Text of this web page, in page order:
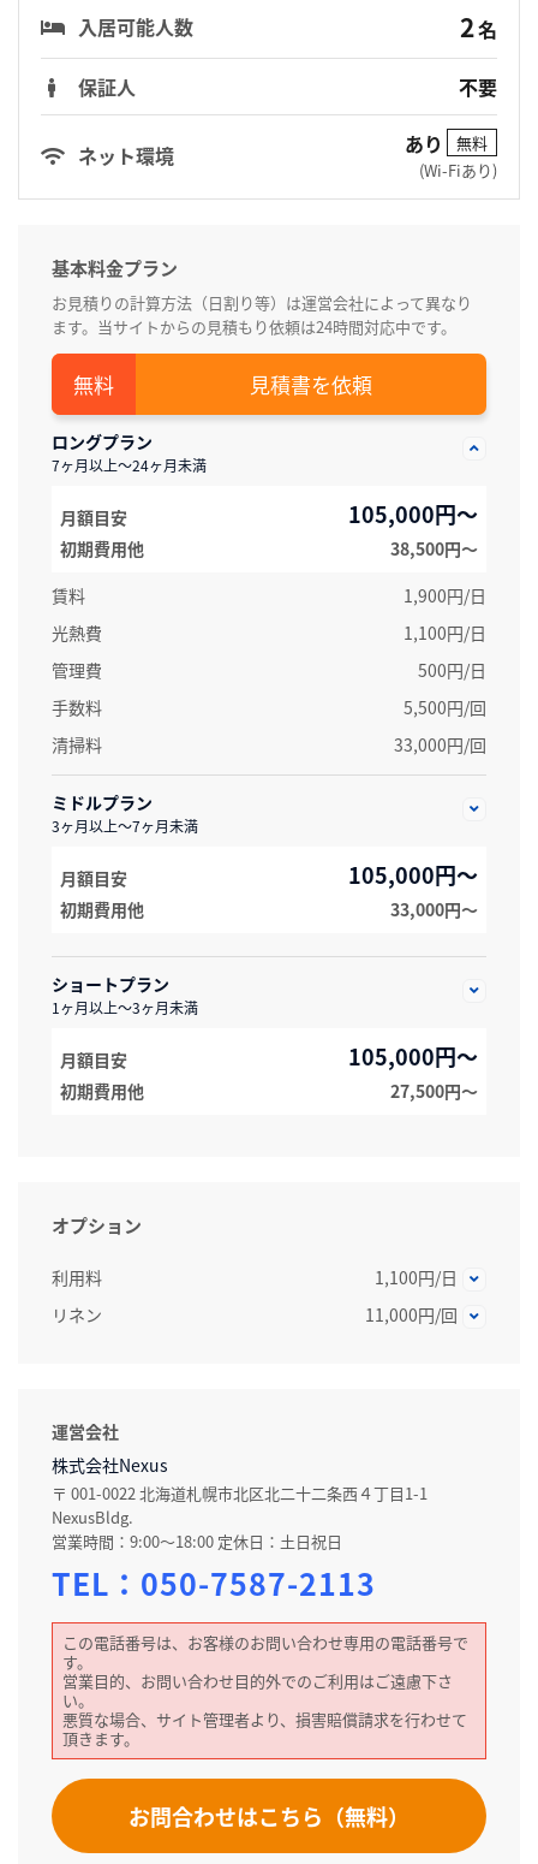
入居可能人数 2名
保証人
不要
ネット環境 あり
無料
(Wi-Fiあり)
基本料金プラン
お見積りの計算方法（日割り等）は運営会社によって異なり
ます。当サイトからの見積もり依頼は24時間対応中です。
見積書を依頼
ロングプラン
7ヶ月以上～24ヶ月未満
月額目安 105,000円～
初期費用他
38,500円〜
賃料
1,900円/日
光熱費
1,100円/日
管理費
500円/日
手数料
5,500円/回
清掃料
33,000円/回
ミドルプラン
3ヶ月以上～7ヶ月未満
月額目安 105,000円～
初期費用他 33,000円〜
ショートプラン
1ヶ月以上～3ヶ月未満
月額目安 105,000円～
初期費用他 27,500円〜
オプション
利用料
1,100円/日
リネン
11,000円/回
運営会社
株式会社Nexus
〒 001-0022 北海道札幌市北区北二十二条西４丁目1-1
NexusBldg.
営業時間：9:00～18:00 定休日：土日祝日
TEL： 050-7587-2113
この電話番号は、お客様のお問い合わせ専用の電話番号で
す。
営業目的、お問い合わせ目的外でのご利用はご遠慮下さ
い。
悪質な場合、サイト管理者より、損害賠償請求を行わせて
頂きます。
お問合わせはこちら（無料）